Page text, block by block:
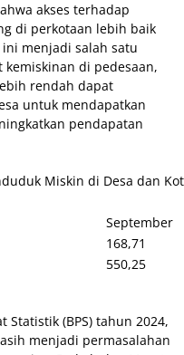
akses terhadap
di perkotaan lebih baik
menjadi salah satu
di pedesaan,
rendah dapat
untuk mendapatkan
pendapatan
Miskin di Desa dan
September
168,71
550,25
Statistik (BPS) tahun 2024,
menjadi permasalahan